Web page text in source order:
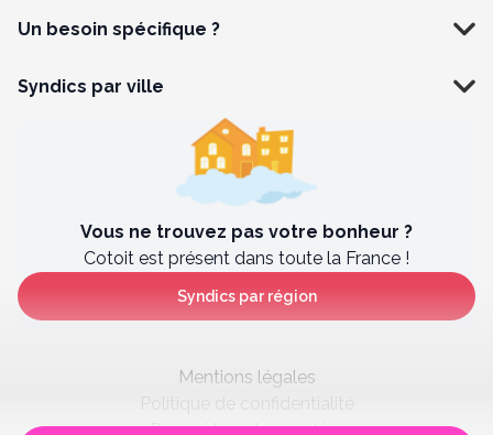
Un besoin spécifique ?
Syndics par ville
Vous ne trouvez pas votre bonheur ?
Cotoit est présent dans toute la France !
Syndics par région
Mentions légales
Politique de confidentialité
Paramètres des cookies